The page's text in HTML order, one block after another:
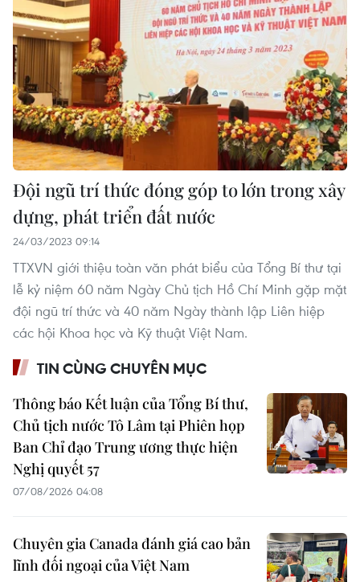
Đội ngũ trí thức đóng góp to lớn trong xây
dựng, phát triển đất nước
24/03/2023 09:14
TTXVN giới thiệu toàn văn phát biểu của Tổng Bí thư tại
lễ kỷ niệm 60 năm Ngày Chủ tịch Hồ Chí Minh gặp mặt
đội ngũ trí thức và 40 năm Ngày thành lập Liên hiệp
các hội Khoa học và Kỹ thuật Việt Nam.
TIN CÙNG CHUYÊN MỤC
Thông báo Kết luận của Tổng Bí thư,
Chủ tịch nước Tô Lâm tại Phiên họp
Ban Chỉ đạo Trung ương thực hiện
Nghị quyết 57
07/08/2026 04:08
Chuyên gia Canada đánh giá cao bản
lĩnh đối ngoại của Việt Nam